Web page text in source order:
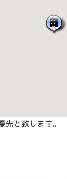
と致します。